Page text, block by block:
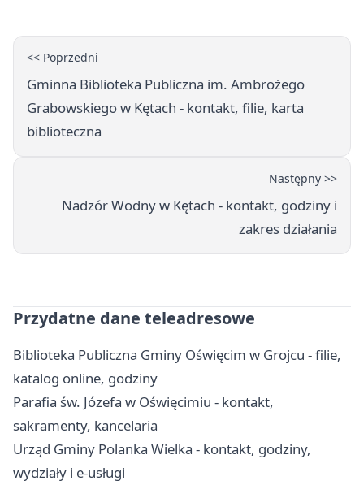
<< Poprzedni
Gminna Biblioteka Publiczna im. Ambrożego
Grabowskiego w Kętach - kontakt, filie, karta
biblioteczna
Następny >>
Nadzór Wodny w Kętach - kontakt, godziny i
zakres działania
Przydatne dane teleadresowe
Biblioteka Publiczna Gminy Oświęcim w Grojcu - filie,
katalog online, godziny
Parafia św. Józefa w Oświęcimiu - kontakt,
sakramenty, kancelaria
Urząd Gminy Polanka Wielka - kontakt, godziny,
wydziały i e-usługi